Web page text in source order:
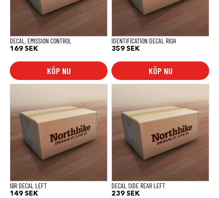
DECAL, EMISSION CONTROL
169 SEK
KÖP NU
IDENTIFICATION DECAL RIGH
359 SEK
KÖP NU
IBR DECAL LEFT
149 SEK
DECAL SIDE REAR LEFT
239 SEK